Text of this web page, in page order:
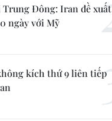
Trung Đông: Iran đề xuất
ngày với Mỹ
kích thứ 9 liên tiếp